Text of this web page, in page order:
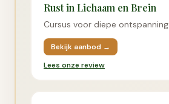
Rust in Lichaam en Brein
Cursus voor diepe ontspanning
Bekijk aanbod →
Lees onze review